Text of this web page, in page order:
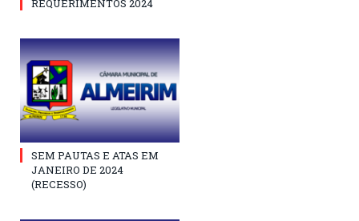
SEM PAUTAS E ATAS EM
JANEIRO DE 2024
(RECESSO)